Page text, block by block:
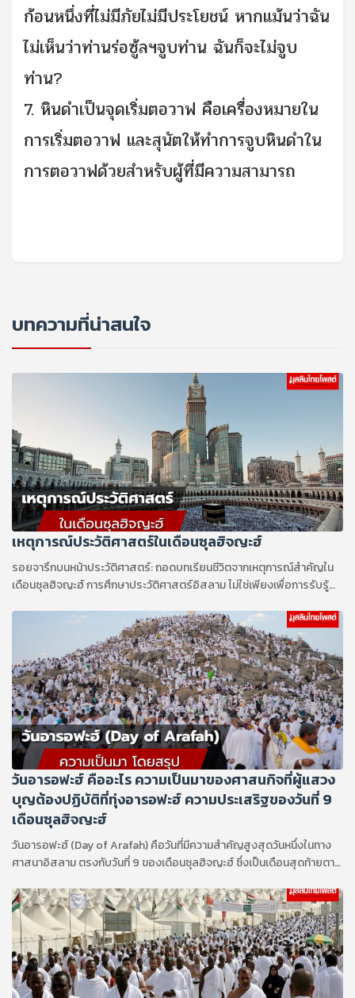
ก้อนหนึ่งที่ไม่มีภัยไม่มีประโยชน์ หากแม้นว่าฉัน
ไม่เห็นว่าท่านร่อซู้ลฯจูบท่าน ฉันก็จะไม่จูบ
ท่าน?
7. หินดำเป็นจุดเริ่มตอวาฟ คือเครื่องหมายใน
การเริ่มตอวาฟ และสุนัตให้ทำการจูบหินดำใน
การตอวาฟด้วยสำหรับผู้ที่มีความสามารถ
บทความที่น่าสนใจ
เหตุการณ์ประวัติศาสตร์ในเดือนซุลฮิจญะฮ์
รอยจารึกบนหน้าประวัติศาสตร์: ถอดบทเรียนชีวิตจากเหตุการณ์สำคัญใน
เดือนซุลฮิจญะฮ์ การศึกษาประวัติศาสตร์อิสลาม ไม่ใช่เพียงเพื่อการรับรู้
ทดสอบ และสัจธรรมที่พระองค์อัลลอฮ์ (ซ.บ.) ทรงต้องการให้คนรุ่นหลังได้
ขบคิด ในบรรดาเดือนทั้งหลาย เดือนซุลฮิจญะฮ์ คือเดือนที่มีเหตุการณ์พลิก
ผันและสร้างรากฐานสำคัญให้แก่อิสลามอย่างลึกซึ้ง
วันอารอฟะฮ์ คืออะไร ความเป็นมาของศาสนกิจที่ผู้แสวง
บุญต้องปฏิบัติที่ทุ่งอารอฟะฮ์ ความประเสริฐของวันที่ 9
เดือนซุลฮิจญะฮ์
วันอารอฟะฮ์ (Day of Arafah) คือวันที่มีความสำคัญสูงสุดวันหนึ่งในทาง
ศาสนาอิสลาม ตรงกับวันที่ 9 ของเดือนซุลฮิจญะฮ์ ซึ่งเป็นเดือนสุดท้ายตาม
ของพิธีฮัจญ์ที่ผู้แสวงบุญทุกคนจะมารวมตัวกัน ณ ทุ่งอารอฟะฮ์